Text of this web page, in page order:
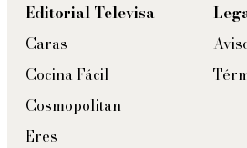
Editorial Televisa
Caras
Cocina Fácil
Cosmopolitan
Eres